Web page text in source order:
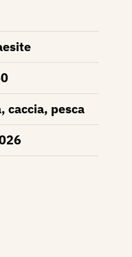
caccia, pesca